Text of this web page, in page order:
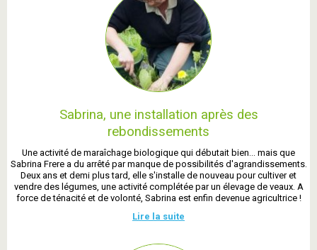
Sabrina, une installation après des
rebondissements
Une activité de maraîchage biologique qui débutait bien... mais que
Sabrina Frere a du arrêté par manque de possibilités d'agrandissements.
Deux ans et demi plus tard, elle s'installe de nouveau pour cultiver et
vendre des légumes, une activité complétée par un élevage de veaux. A
force de ténacité et de volonté, Sabrina est enfin devenue agricultrice !
Lire la suite